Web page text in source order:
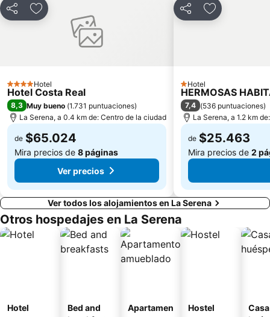
CompartirAgregar a favoritos
4 Estrellas
Hotel
Hotel Costa Real
8,3 Muy bueno (1.731 puntuaciones)
La Serena, a 0.4 km de: Centro de la ciudad
de $65.024
Mira precios de 8 páginas
Ver precios
CompartirAgregar a
1 Estrellas
Hotel
HERMOSAS
7,4 (536 puntuaciones)
La Serena, a 1.2 km
de $25.463
Mira precios de 2
Ver todos los alojamientos en La Serena
Otros hospedajes en La Serena
Hotel
Bed and
Apartamen
Hostel